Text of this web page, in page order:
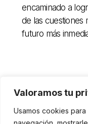
Valoramos tu
Usamos cookies
encaminado a
de las cuestiones
futuro más
C. Avinyó 44, 2n
119 03 72|